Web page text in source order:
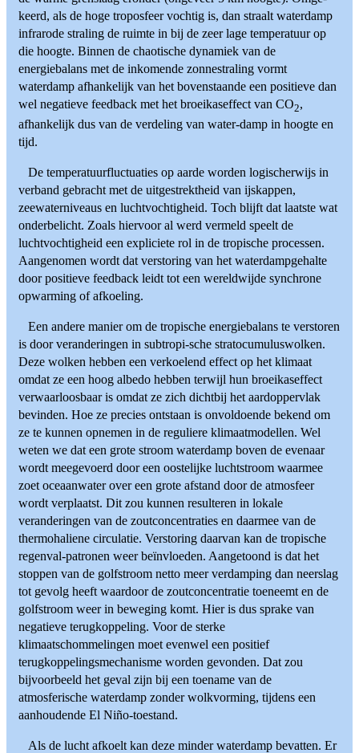
keerd, als de hoge troposfeer vochtig is, dan straalt waterdamp
infrarode straling de ruimte in bij de zeer lage temperatuur op
die hoogte. Binnen de chaotische dynamiek van de
energiebalans met de inkomende zonnestraling vormt
waterdamp afhankelijk van het bovenstaande een positieve dan
wel negatieve feedback met het broeikaseffect van CO2,
afhankelijk dus van de verdeling van water-damp in hoogte en
tijd.
De temperatuurfluctuaties op aarde worden logischerwijs in
verband gebracht met de uitgestrektheid van ijskappen,
zeewaterniveaus en luchtvochtigheid. Toch blijft dat laatste wat
onderbelicht. Zoals hiervoor al werd vermeld speelt de
luchtvochtigheid een expliciete rol in de tropische processen.
Aangenomen wordt dat verstoring van het waterdampgehalte
door positieve feedback leidt tot een wereldwijde synchrone
opwarming of afkoeling.
Een andere manier om de tropische energiebalans te verstoren
is door veranderingen in subtropi-sche stratocumuluswolken.
Deze wolken hebben een verkoelend effect op het klimaat
omdat ze een hoog albedo hebben terwijl hun broeikaseffect
verwaarloosbaar is omdat ze zich dichtbij het aardoppervlak
bevinden. Hoe ze precies ontstaan is onvoldoende bekend om
ze te kunnen opnemen in de reguliere klimaatmodellen. Wel
weten we dat een grote stroom waterdamp boven de evenaar
wordt meegevoerd door een oostelijke luchtstroom waarmee
zoet oceaanwater over een grote afstand door de atmosfeer
wordt verplaatst. Dit zou kunnen resulteren in lokale
veranderingen van de zoutconcentraties en daarmee van de
thermohaliene circulatie. Verstoring daarvan kan de tropische
regenval-patronen weer beïnvloeden. Aangetoond is dat het
stoppen van de golfstroom netto meer verdamping dan neerslag
tot gevolg heeft waardoor de zoutconcentratie toeneemt en de
golfstroom weer in beweging komt. Hier is dus sprake van
negatieve terugkoppeling. Voor de sterke
klimaatschommelingen moet evenwel een positief
terugkoppelingsmechanisme worden gevonden. Dat zou
bijvoorbeeld het geval zijn bij een toename van de
atmosferische waterdamp zonder wolkvorming, tijdens een
aanhoudende El Niño-toestand.
Als de lucht afkoelt kan deze minder waterdamp bevatten. Er